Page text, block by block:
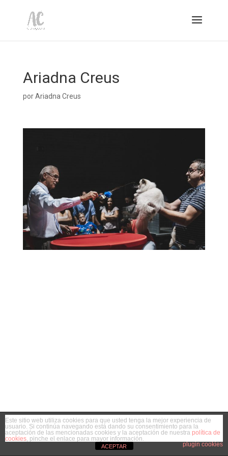
Ariadna Creus
porAriadna Creus
Este sitio web utiliza cookies para que usted tenga la mejor experiencia de
usuario. Si continúa navegando está dando su consentimiento para la
aceptación de las mencionadas cookies y la aceptación de nuestra política de
cookies, pinche el enlace para mayor información.
plugin cookies
ACEPTAR